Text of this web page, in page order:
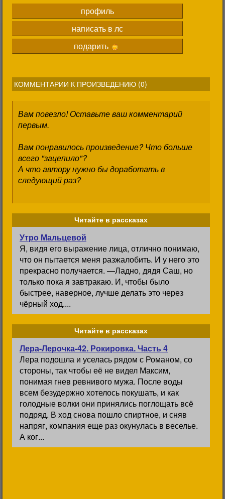
профиль
написать в лс
подарить
КОММЕНТАРИИ К ПРОИЗВЕДЕНИЮ (0)
Вам повезло! Оставьте ваш комментарий
первым.
Вам понравилось произведение? Что больше
всего "зацепило"?
А что автору нужно бы доработать в
следующий раз?
Читайте в рассказах
Утро Мальцевой
Я, видя его выражение лица, отлично понимаю,
что он пытается меня разжалобить. И у него это
прекрасно получается. —Ладно, дядя Саш, но
только пока я завтракаю. И, чтобы было
быстрее, наверное, лучше делать это через
чёрный ход....
Читайте в рассказах
Лера-Лерочка-42. Рокировка. Часть 4
Лера подошла и уселась рядом с Романом, со
стороны, так чтобы её не видел Максим,
понимая гнев ревнивого мужа. После воды
всем безудержно хотелось покушать, и как
голодные волки они принялись поглощать всё
подряд. В ход снова пошло спиртное, и сняв
напряг, компания еще раз окунулась в веселье.
А ког...